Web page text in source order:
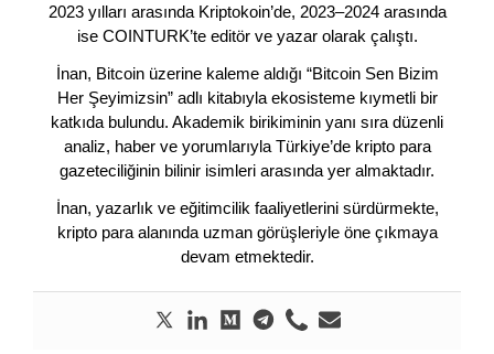
2023 yılları arasında Kriptokoin’de, 2023–2024 arasında
ise COINTURK’te editör ve yazar olarak çalıştı.
İnan, Bitcoin üzerine kaleme aldığı “Bitcoin Sen Bizim
Her Şeyimizsin” adlı kitabıyla ekosisteme kıymetli bir
katkıda bulundu. Akademik birikiminin yanı sıra düzenli
analiz, haber ve yorumlarıyla Türkiye’de kripto para
gazeteciliğinin bilinir isimleri arasında yer almaktadır.
İnan, yazarlık ve eğitimcilik faaliyetlerini sürdürmekte,
kripto para alanında uzman görüşleriyle öne çıkmaya
devam etmektedir.